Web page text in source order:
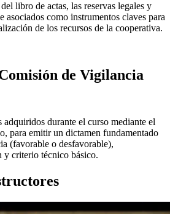
libro de actas, las reservas legales y
asociados como instrumentos claves para
de los recursos de la cooperativa.
de Vigilancia
durante el curso mediante el
para emitir un dictamen fundamentado
(favorable o desfavorable),
y criterio técnico básico.